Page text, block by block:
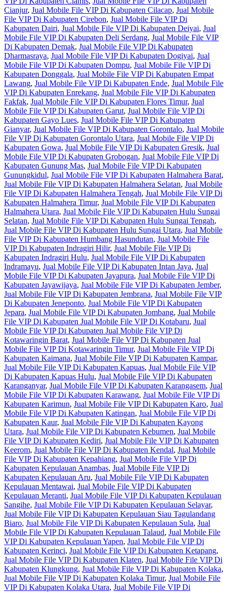
Cianjur, Jual Mobile File VIP Di Kabupaten Cilacap, Jual Mobile
File VIP Di Kabupaten Cirebon, Jual Mobile File VIP Di
Kabupaten Dairi, Jual Mobile File VIP Di Kabupaten Deiyai, Jual
Mobile File VIP Di Kabupaten Deli Serdang, Jual Mobile File VIP
Di Kabupaten Demak, Jual Mobile File VIP Di Kabupaten
Dharmasraya, Jual Mobile File VIP Di Kabupaten Dogiyai, Jual
Mobile File VIP Di Kabupaten Dompu, Jual Mobile File VIP Di
Kabupaten Donggala, Jual Mobile File VIP Di Kabupaten Empat
Lawang, Jual Mobile File VIP Di Kabupaten Ende, Jual Mobile File
VIP Di Kabupaten Enrekang, Jual Mobile File VIP Di Kabupaten
Fakfak, Jual Mobile File VIP Di Kabupaten Flores Timur, Jual
Mobile File VIP Di Kabupaten Garut, Jual Mobile File VIP Di
Kabupaten Gayo Lues, Jual Mobile File VIP Di Kabupaten
Gianyar, Jual Mobile File VIP Di Kabupaten Gorontalo, Jual Mobile
File VIP Di Kabupaten Gorontalo Utara, Jual Mobile File VIP Di
Kabupaten Gowa, Jual Mobile File VIP Di Kabupaten Gresik, Jual
Mobile File VIP Di Kabupaten Grobogan, Jual Mobile File VIP Di
Kabupaten Gunung Mas, Jual Mobile File VIP Di Kabupaten
Gunungkidul, Jual Mobile File VIP Di Kabupaten Halmahera Barat,
Jual Mobile File VIP Di Kabupaten Halmahera Selatan, Jual Mobile
File VIP Di Kabupaten Halmahera Tengah, Jual Mobile File VIP Di
Kabupaten Halmahera Timur, Jual Mobile File VIP Di Kabupaten
Halmahera Utara, Jual Mobile File VIP Di Kabupaten Hulu Sungai
Selatan, Jual Mobile File VIP Di Kabupaten Hulu Sungai Tengah,
Jual Mobile File VIP Di Kabupaten Hulu Sungai Utara, Jual Mobile
File VIP Di Kabupaten Humbang Hasundutan, Jual Mobile File
VIP Di Kabupaten Indragiri Hilir, Jual Mobile File VIP Di
Kabupaten Indragiri Hulu, Jual Mobile File VIP Di Kabupaten
Indramayu, Jual Mobile File VIP Di Kabupaten Intan Jaya, Jual
Mobile File VIP Di Kabupaten Jayapura, Jual Mobile File VIP Di
Kabupaten Jayawijaya, Jual Mobile File VIP Di Kabupaten Jember,
Jual Mobile File VIP Di Kabupaten Jembrana, Jual Mobile File VIP
Di Kabupaten Jeneponto, Jual Mobile File VIP Di Kabupaten
Jepara, Jual Mobile File VIP Di Kabupaten Jombang, Jual Mobile
File VIP Di Kabupaten Jual Mobile File VIP Di Kotabaru, Jual
Mobile File VIP Di Kabupaten Jual Mobile File VIP Di
Kotawaringin Barat, Jual Mobile File VIP Di Kabupaten Jual
Mobile File VIP Di Kotawaringin Timur, Jual Mobile File VIP Di
Kabupaten Kaimana, Jual Mobile File VIP Di Kabupaten Kampar,
Jual Mobile File VIP Di Kabupaten Kapuas, Jual Mobile File VIP
Di Kabupaten Kapuas Hulu, Jual Mobile File VIP Di Kabupaten
Karanganyar, Jual Mobile File VIP Di Kabupaten Karangasem, Jual
Mobile File VIP Di Kabupaten Karawang, Jual Mobile File VIP Di
Kabupaten Karimun, Jual Mobile File VIP Di Kabupaten Karo, Jual
Mobile File VIP Di Kabupaten Katingan, Jual Mobile File VIP Di
Kabupaten Kaur, Jual Mobile File VIP Di Kabupaten Kayong
Utara, Jual Mobile File VIP Di Kabupaten Kebumen, Jual Mobile
File VIP Di Kabupaten Kediri, Jual Mobile File VIP Di Kabupaten
Keerom, Jual Mobile File VIP Di Kabupaten Kendal, Jual Mobile
File VIP Di Kabupaten Kepahiang, Jual Mobile File VIP Di
Kabupaten Kepulauan Anambas, Jual Mobile File VIP Di
Kabupaten Kepulauan Aru, Jual Mobile File VIP Di Kabupaten
Kepulauan Mentawai, Jual Mobile File VIP Di Kabupaten
Kepulauan Meranti, Jual Mobile File VIP Di Kabupaten Kepulauan
Sangihe, Jual Mobile File VIP Di Kabupaten Kepulauan Selayar,
Jual Mobile File VIP Di Kabupaten Kepulauan Siau Tagulandang
Biaro, Jual Mobile File VIP Di Kabupaten Kepulauan Sula, Jual
Mobile File VIP Di Kabupaten Kepulauan Talaud, Jual Mobile File
VIP Di Kabupaten Kepulauan Yapen, Jual Mobile File VIP Di
Kabupaten Kerinci, Jual Mobile File VIP Di Kabupaten Ketapang,
Jual Mobile File VIP Di Kabupaten Klaten, Jual Mobile File VIP Di
Kabupaten Klungkung, Jual Mobile File VIP Di Kabupaten Kolaka,
Jual Mobile File VIP Di Kabupaten Kolaka Timur, Jual Mobile File
VIP Di Kabupaten Kolaka Utara, Jual Mobile File VIP Di